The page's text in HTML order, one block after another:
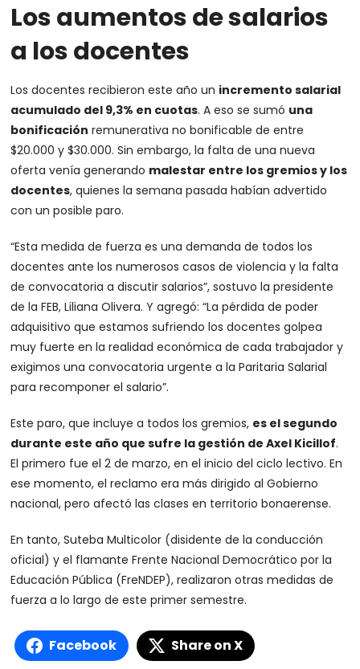
Los aumentos de salarios
a los docentes
Los docentes recibieron este año un incremento salarial
acumulado del 9,3% en cuotas. A eso se sumó una
bonificación remunerativa no bonificable de entre
$20.000 y $30.000. Sin embargo, la falta de una nueva
oferta venía generando malestar entre los gremios y los
docentes, quienes la semana pasada habían advertido
con un posible paro.
“Esta medida de fuerza es una demanda de todos los
docentes ante los numerosos casos de violencia y la falta
de convocatoria a discutir salarios”, sostuvo la presidente
de la FEB, Liliana Olivera. Y agregó: “La pérdida de poder
adquisitivo que estamos sufriendo los docentes golpea
muy fuerte en la realidad económica de cada trabajador y
exigimos una convocatoria urgente a la Paritaria Salarial
para recomponer el salario”.
Este paro, que incluye a todos los gremios, es el segundo
durante este año que sufre la gestión de Axel Kicillof.
El primero fue el 2 de marzo, en el inicio del ciclo lectivo. En
ese momento, el reclamo era más dirigido al Gobierno
nacional, pero afectó las clases en territorio bonaerense.
En tanto, Suteba Multicolor (disidente de la conducción
oficial) y el flamante Frente Nacional Democrático por la
Educación Pública (FreNDEP), realizaron otras medidas de
fuerza a lo largo de este primer semestre.
Facebook Share on X